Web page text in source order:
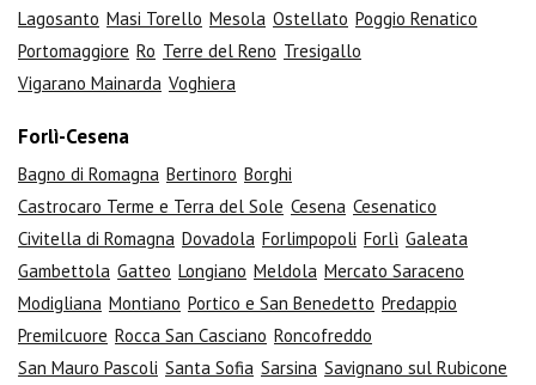
Lagosanto Masi Torello Mesola Ostellato Poggio Renatico
Portomaggiore Ro Terre del Reno Tresigallo
Vigarano Mainarda Voghiera
Forlì-Cesena
Bagno di Romagna Bertinoro Borghi
Castrocaro Terme e Terra del Sole Cesena Cesenatico
Civitella di Romagna Dovadola Forlimpopoli Forlì Galeata
Gambettola Gatteo Longiano Meldola Mercato Saraceno
Modigliana Montiano Portico e San Benedetto Predappio
Premilcuore Rocca San Casciano Roncofreddo
San Mauro Pascoli Santa Sofia Sarsina Savignano sul Rubicone